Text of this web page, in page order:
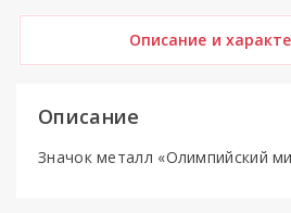
Описание и
Описание
Значок металл «Олимпийский